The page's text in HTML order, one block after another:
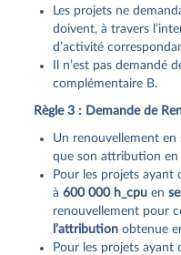
Les projets ne
doivent, à travers
d’activité
Il n’est pas demandé
complémentaire B.
Règle 3 : Demande de
Un renouvellement en
que son attribution en
Pour les projets
à600 000 h_cpu en
renouvellement pour
l’attribution obtenue
Pour les projets